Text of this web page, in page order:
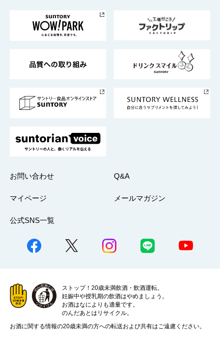
地域情報
サントリーサンバーズ大阪
サントリーが考えるサステナビリティ経営
企業概要
採用情報
お問い合わせ Q&A
マイページ メールマガジン
公式SNS一覧
ストップ！20歳未満飲酒・飲酒運転。
妊娠中や授乳期の飲酒はやめましょう。
お酒はなによりも適量です。
のんだあとはリサイクル。
お酒に関する情報の20歳未満の方への転送および共有はご遠慮ください。